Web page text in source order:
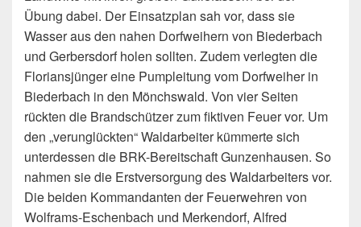
Übung dabei. Der Einsatzplan sah vor, dass sie
Wasser aus den nahen Dorfweihern von Biederbach
und Gerbersdorf holen sollten. Zudem verlegten die
Floriansjünger eine Pumpleitung vom Dorfweiher in
Biederbach in den Mönchswald. Von vier Seiten
rückten die Brandschützer zum fiktiven Feuer vor. Um
den „verunglückten“ Waldarbeiter kümmerte sich
unterdessen die BRK-Bereitschaft Gunzenhausen. So
nahmen sie die Erstversorgung des Waldarbeiters vor.
Die beiden Kommandanten der Feuerwehren von
Wolframs-Eschenbach und Merkendorf, Alfred